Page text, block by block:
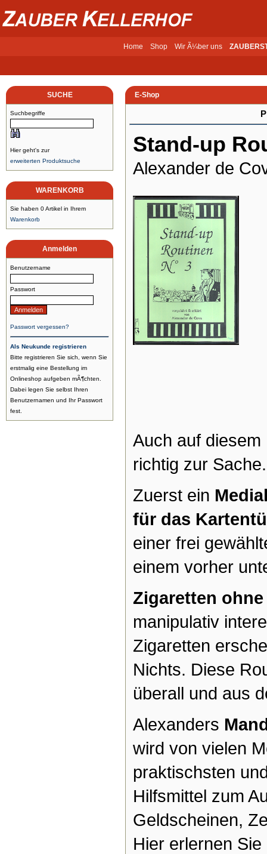
Home Shop Wir Ã¼ber uns
SUCHE
Suchbegriffe
Hier geht's zur
erweiterten Produktsuche
WARENKORB
Sie haben 0 Artikel in Ihrem
Warenkorb
Anmelden
Benutzername
Passwort
Passwort vergessen?
Als Neukunde registrieren
Bitte registrieren Sie sich, wenn Sie
erstmalig eine Bestellung im
Onlineshop aufgeben mÃ¶chten.
Dabei legen Sie selbst Ihren
Benutzernamen und Ihr Passwort
fest.
E-Shop
Stand-up
Alexander de
Auch auf
richtig zur Sache.
Zuerst ein
für das
einer frei
einem vorher
Zigaretten ohne
manipulativ
Zigaretten
Nichts. Diese
überall und aus
Alexanders
wird von vielen
praktischsten
Hilfsmittel zum
Geldscheinen,
Hier erlernen